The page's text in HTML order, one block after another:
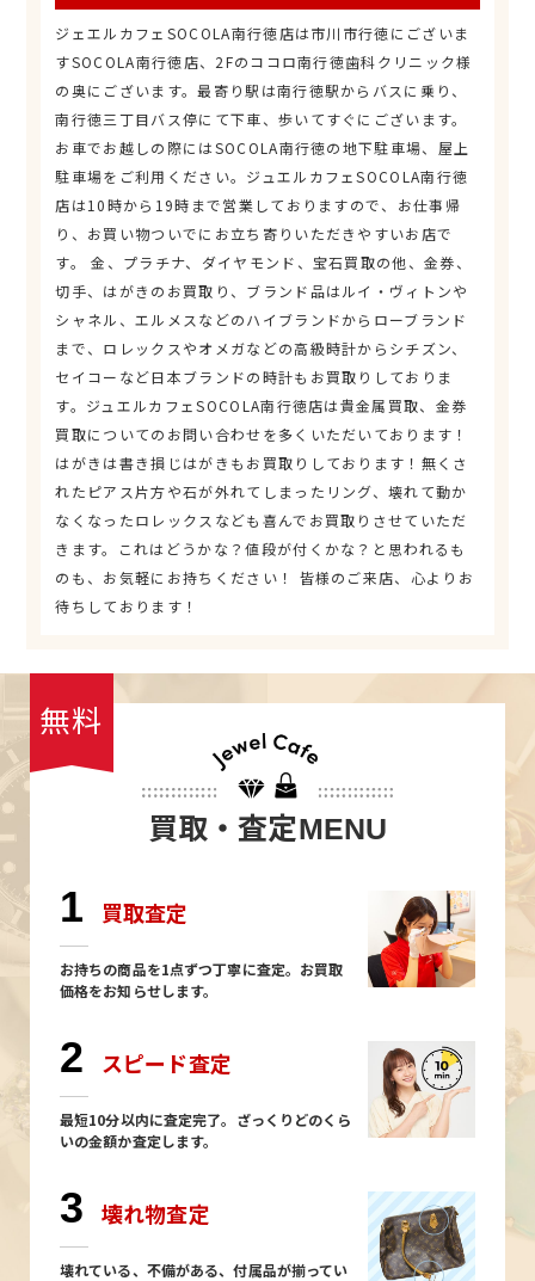
ジェエルカフェSOCOLA南行徳店は市川市行徳にございま
すSOCOLA南行徳店、2Fのココロ南行徳歯科クリニック様
の奥にございます。最寄り駅は南行徳駅からバスに乗り、
南行徳三丁目バス停にて下車、歩いてすぐにございます。
お車でお越しの際にはSOCOLA南行徳の地下駐車場、屋上
駐車場をご利用ください。ジュエルカフェSOCOLA南行徳
店は10時から19時まで営業しておりますので、お仕事帰
り、お買い物ついでにお立ち寄りいただきやすいお店で
す。 金、プラチナ、ダイヤモンド、宝石買取の他、金券、
切手、はがきのお買取り、ブランド品はルイ・ヴィトンや
シャネル、エルメスなどのハイブランドからローブランド
まで、ロレックスやオメガなどの高級時計からシチズン、
セイコーなど日本ブランドの時計もお買取りしておりま
す。ジュエルカフェSOCOLA南行徳店は貴金属買取、金券
買取についてのお問い合わせを多くいただいております！
はがきは書き損じはがきもお買取りしております！無くさ
れたピアス片方や石が外れてしまったリング、壊れて動か
なくなったロレックスなども喜んでお買取りさせていただ
きます。これはどうかな？値段が付くかな？と思われるも
のも、お気軽にお持ちください！ 皆様のご来店、心よりお
待ちしております！
無料
買取・査定MENU
1 買取査定
お持ちの商品を1点ずつ丁寧に査定。お買取
価格をお知らせします。
2 スピード査定
最短10分以内に査定完了。ざっくりどのくら
いの金額か査定します。
3 壊れ物査定
壊れている、不備がある、付属品が揃ってい